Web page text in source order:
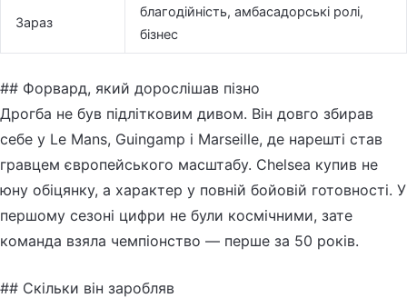
Зараз
благодійність, амбасадорські ролі,
бізнес
## Форвард, який дорослішав пізно
Дрогба не був підлітковим дивом. Він довго збирав
себе у Le Mans, Guingamp і Marseille, де нарешті став
гравцем європейського масштабу. Chelsea купив не
юну обіцянку, а характер у повній бойовій готовності. У
першому сезоні цифри не були космічними, зате
команда взяла чемпіонство — перше за 50 років.
## Скільки він заробляв